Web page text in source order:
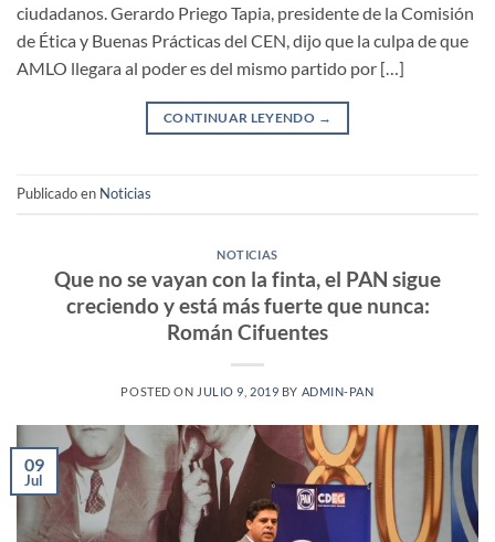
ciudadanos. Gerardo Priego Tapia, presidente de la Comisión
de Ética y Buenas Prácticas del CEN, dijo que la culpa de que
AMLO llegara al poder es del mismo partido por […]
CONTINUAR LEYENDO →
Publicado en Noticias
NOTICIAS
Que no se vayan con la finta, el PAN sigue
creciendo y está más fuerte que nunca:
Román Cifuentes
POSTED ON JULIO 9, 2019 BY ADMIN-PAN
09
Jul